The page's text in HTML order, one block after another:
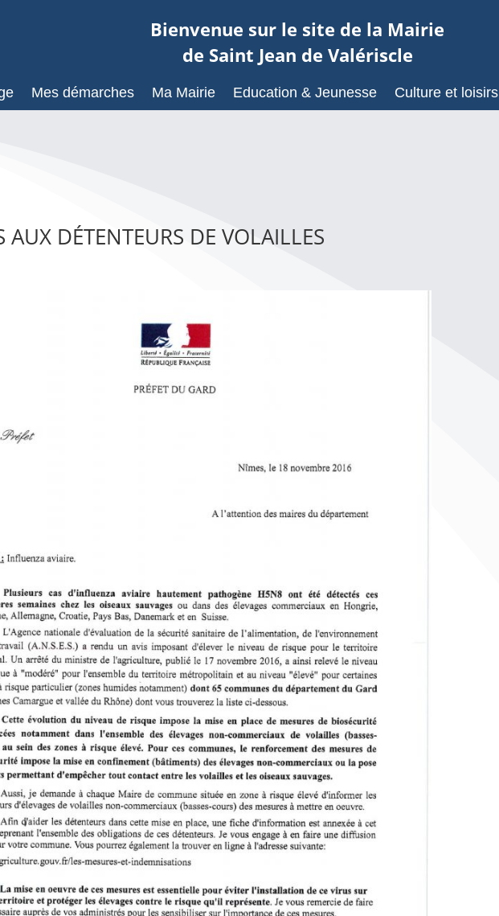
Bienvenue sur le site de la Mairie
de Saint Jean de Valériscle
Mes démarches Ma Mairie Education & Jeunesse Culture et loisirs
DÉTENTEURS DE VOLAILLES